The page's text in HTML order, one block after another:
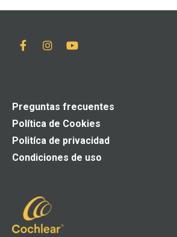
Preguntas frecuentes
Política de Cookies
Politíca de privacidad
Condiciones de uso